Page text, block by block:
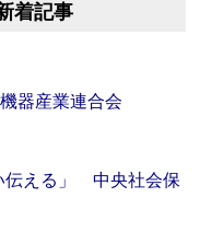
着記事
器産業連合会
伝える」 中央社会保